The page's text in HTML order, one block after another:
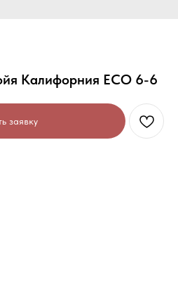
Калифорния ЕСО 6-6
заявку